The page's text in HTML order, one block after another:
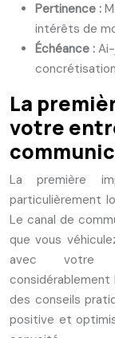
Pertinence :
intérêts de
Échéance :
La
votre
La première
particulièrement
Le canal de
que vous
avec votre
des conseils
positive et